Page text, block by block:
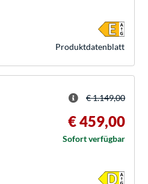
Produkt­datenblatt
€ 1.149,00
€ 459,00
Sofort verfügbar